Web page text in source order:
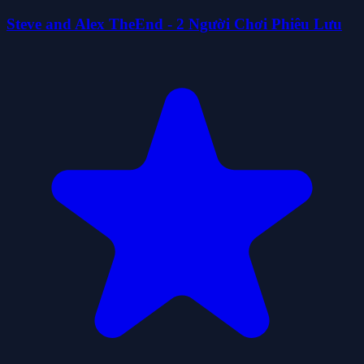
Steve and Alex TheEnd - 2 Người Chơi Phiêu Lưu